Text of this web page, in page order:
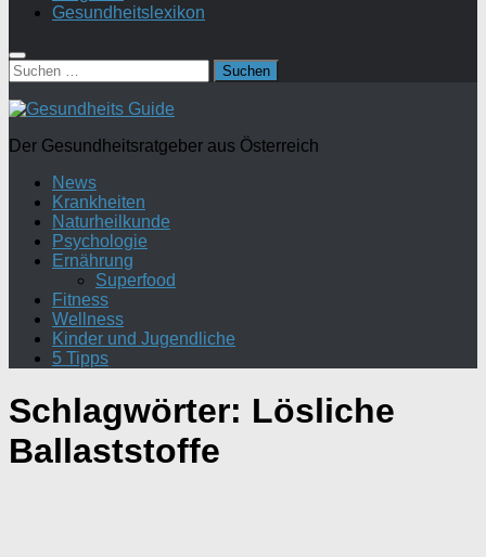
Gesundheitslexikon
Suchen
nach:
Der Gesundheitsratgeber aus Österreich
News
Krankheiten
Naturheilkunde
Psychologie
Ernährung
Superfood
Fitness
Wellness
Kinder und Jugendliche
5 Tipps
Schlagwörter: Lösliche
Ballaststoffe